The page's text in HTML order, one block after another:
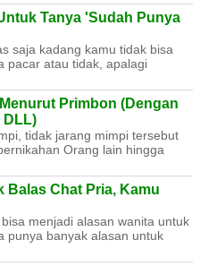
Tanya 'Sudah Punya
saja kadang kamu tidak bisa
pacar atau tidak, apalagi
Primbon (Dengan
DLL)
tidak jarang mimpi tersebut
Orang lain hingga
Balas Chat Pria, Kamu
menjadi alasan wanita untuk
punya banyak alasan untuk